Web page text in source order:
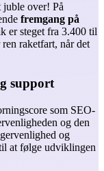
juble over! På
fremgang på
er steget fra 3.400 til
raketfart, når det
support
som SEO-
og den
og
at følge udviklingen